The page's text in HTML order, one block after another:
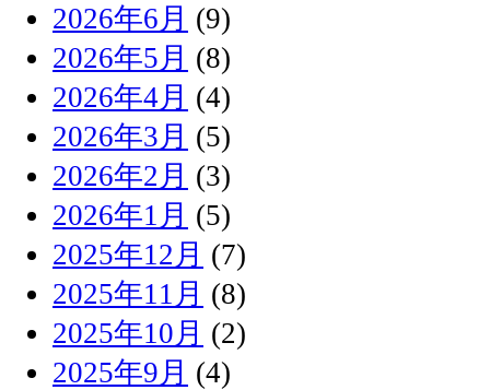
2026年6月 (9)
2026年5月 (8)
2026年4月 (4)
2026年3月 (5)
2026年2月 (3)
2026年1月 (5)
2025年12月 (7)
2025年11月 (8)
2025年10月 (2)
2025年9月 (4)